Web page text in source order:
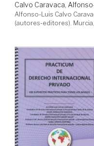
Calvo Caravaca,
Alfonso-Luis Calvo
(autores-editores).